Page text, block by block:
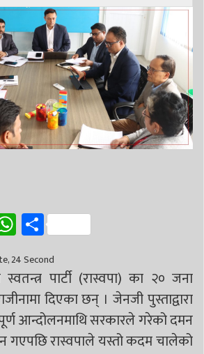
WhatsApp
Share
24 Second
स्वतन्त्र पार्टी (रास्वपा) का २० जना
दिएका छन् । जेनजी पुस्ताद्वारा
आन्दोलनमाथि सरकारले गरेको दमन
गएपछि रास्वपाले यस्तो कदम चालेको